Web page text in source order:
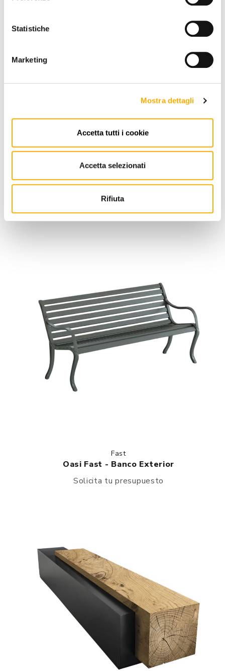
Statistiche
Marketing
Mostra dettagli
Accetta tutti i cookie
Accetta selezionati
Rifiuta
Roda
Network Roda - Banco Exterior
Solicita tu presupuesto
Fast
Oasi Fast - Banco Exterior
Solicita tu presupuesto